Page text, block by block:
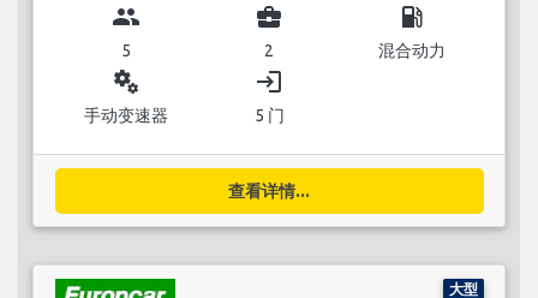
group
5
business_center
2
local_gas_station
混合动力
miscellaneous_services
手动变速器
login
5 门
查看详情...
大型